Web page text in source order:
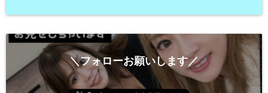
＼フォローお願いします／